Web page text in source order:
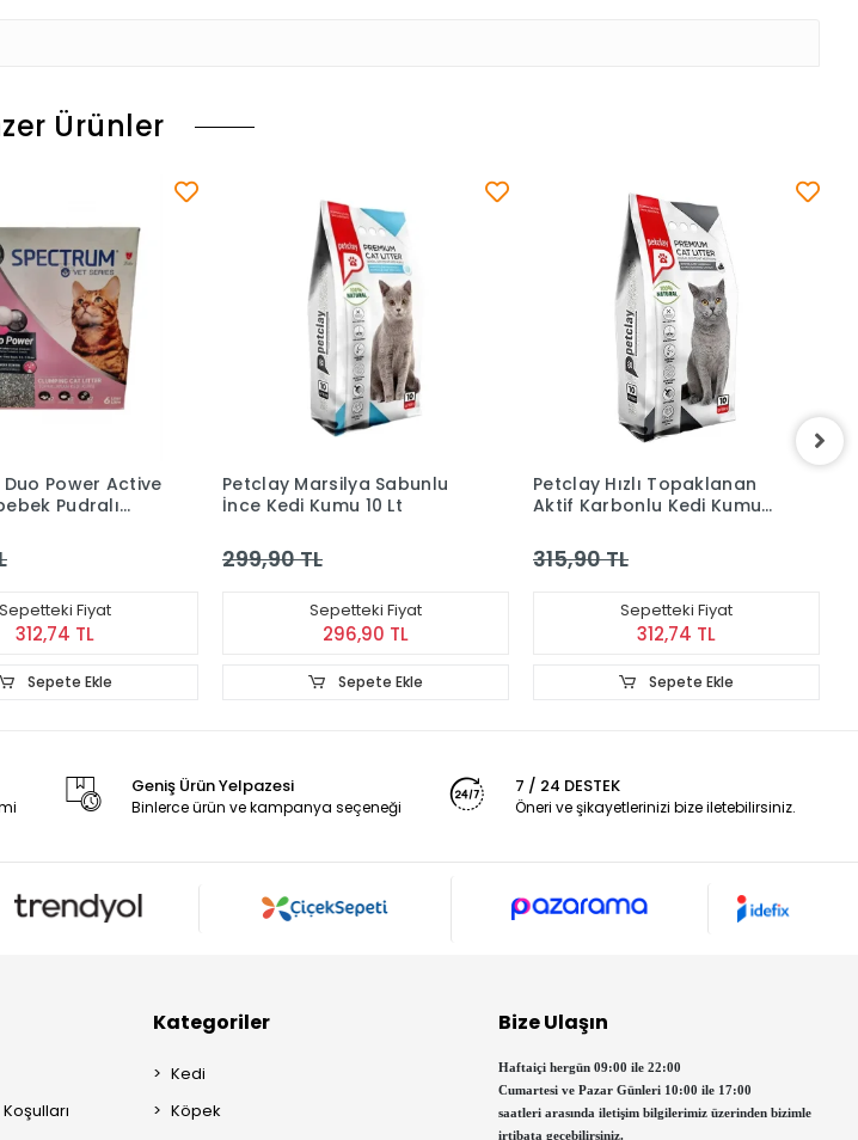
Ürünler
Sabunlu
10 Lt
Sepetteki Fiyat
296,90 TL
Sepete Ekle
Petclay Hızlı Topaklanan
Aktif Karbonlu Kedi Kumu
315,90 TL
Sepetteki Fiyat
312,74 TL
Sepete Ekle
Petclay Pudra Kokulu
Bentonit Kedi Kumu 10 Lt
299,90 TL
Sepetteki Fiyat
296,90 TL
Sepete Ekle
Geniş Ürün Yelpazesi
Binlerce ürün ve kampanya seçeneği
7 / 24 DESTEK
Öneri ve şikayetlerinizi bize iletebilirsiniz.
Kategoriler
Kedi
Köpek
Bize Ulaşın
Haftaiçi hergün 09:00 ile 22:00
Cumartesi ve Pazar Günleri 10:00 ile 17:00
saatleri arasında iletişim bilgilerimiz üzerinden bizimle
irtibata geçebilirsiniz.